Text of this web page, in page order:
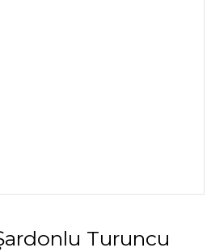
Turuncu